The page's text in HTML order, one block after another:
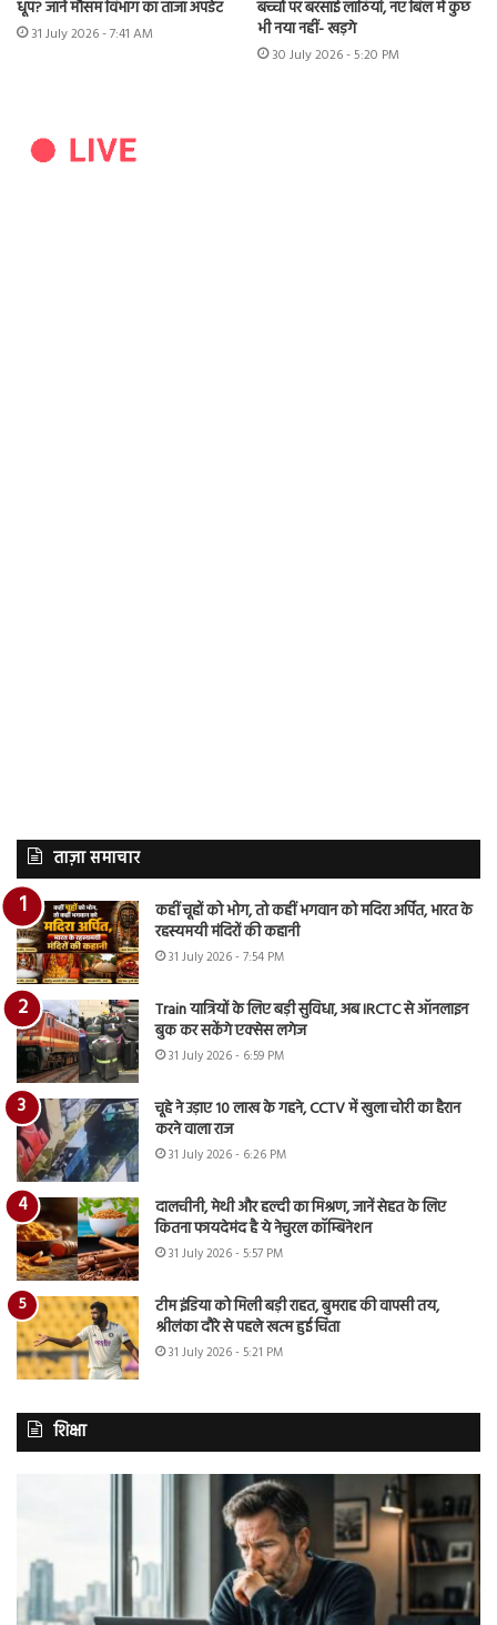
धूप? जानें मौसम विभाग का ताजा अपडेट
31 July 2026 - 7:41 AM
बच्चों पर बरसाई लाठियां, नए बिल में कुछ
भी नया नहीं- खड़गे
30 July 2026 - 5:20 PM
ताज़ा समाचार
कहीं चूहों को भोग, तो कहीं भगवान को मदिरा अर्पित, भारत के
रहस्यमयी मंदिरों की कहानी
31 July 2026 - 7:54 PM
Train यात्रियों के लिए बड़ी सुविधा, अब IRCTC से ऑनलाइन
बुक कर सकेंगे एक्सेस लगेज
31 July 2026 - 6:59 PM
चूहे ने उड़ाए 10 लाख के गहने, CCTV में खुला चोरी का हैरान
करने वाला राज
31 July 2026 - 6:26 PM
दालचीनी, मेथी और हल्दी का मिश्रण, जानें सेहत के लिए
कितना फायदेमंद है ये नेचुरल कॉम्बिनेशन
31 July 2026 - 5:57 PM
टीम इंडिया को मिली बड़ी राहत, बुमराह की वापसी तय,
श्रीलंका दौरे से पहले खत्म हुई चिंता
31 July 2026 - 5:21 PM
शिक्षा